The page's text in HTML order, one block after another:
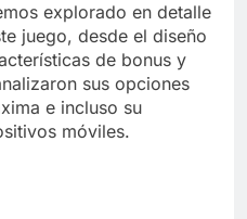
explorado en detalle
juego, desde el diseño
de bonus y
sus opciones
e incluso su
móviles.